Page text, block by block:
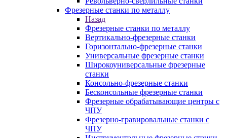
Фрезерные станки по металлу
Назад
Фрезерные станки по металлу
Вертикально-фрезерные станки
Горизонтально-фрезерные станки
Универсальные фрезерные станки
Широкоуниверсальные фрезерные
станки
Консольно-фрезерные станки
Бесконсольные фрезерные станки
Фрезерные обрабатывающие центры с
ЧПУ
Фрезерно-гравировальные станки с
ЧПУ